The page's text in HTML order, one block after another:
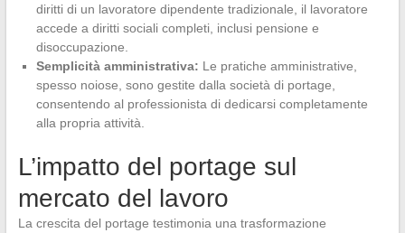
diritti di un lavoratore dipendente tradizionale, il lavoratore
accede a diritti sociali completi, inclusi pensione e
disoccupazione.
Semplicità amministrativa: Le pratiche amministrative,
spesso noiose, sono gestite dalla società di portage,
consentendo al professionista di dedicarsi completamente
alla propria attività.
L’impatto del portage sul
mercato del lavoro
La crescita del portage testimonia una trasformazione